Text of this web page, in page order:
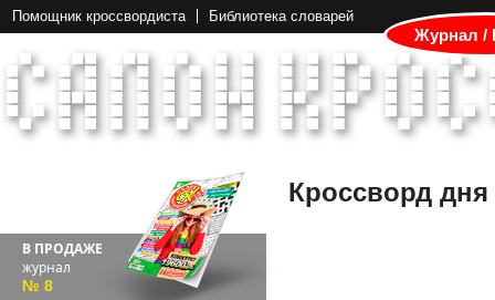
Помощник кроссвордиста Библиотека словарей
Журнал /
В ПРОДАЖЕ
журнал
№ 8
Кроссворд дня